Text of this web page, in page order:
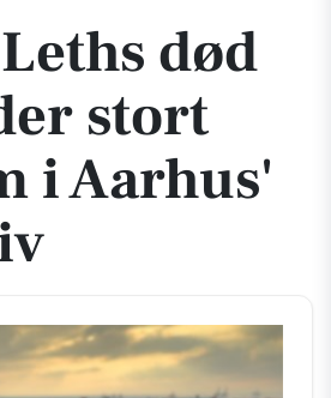
død
stort
i Aarhus'